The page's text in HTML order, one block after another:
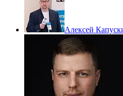
Алексей